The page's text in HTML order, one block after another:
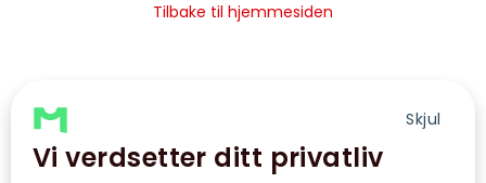
Skjul
Vi verdsetter ditt privatliv
Tilbake til hjemmesiden